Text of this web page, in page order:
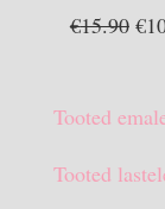
€15.90 €
Tooted
Tooted